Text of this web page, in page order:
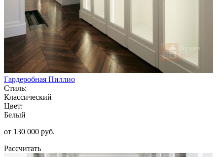
Гардеробная Пиллио
Стиль:
Классический
Цвет:
Белый
от 130 000 руб.
Рассчитать